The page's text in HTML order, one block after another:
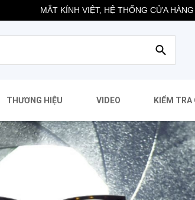
MẮT KÍNH VIỆT, HỆ THỐNG CỬA HÀNG MẮT
THƯƠNG HIỆU VIDEO KIỂM TRA